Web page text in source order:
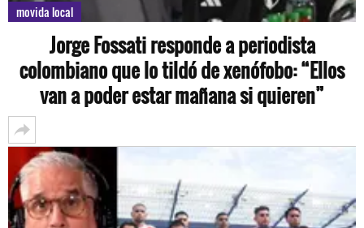
movida local
Jorge Fossati responde a periodista
colombiano que lo tildó de xenófobo: “Ellos
van a poder estar mañana si quieren”